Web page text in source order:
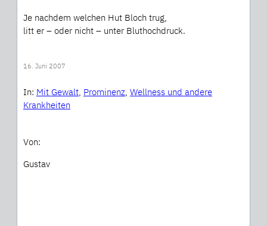
Je nachdem welchen Hut Bloch trug,
litt er – oder nicht – unter Bluthochdruck.
16. Juni 2007
In: Mit Gewalt, Prominenz, Wellness und andere
Krankheiten
Von:
Gustav